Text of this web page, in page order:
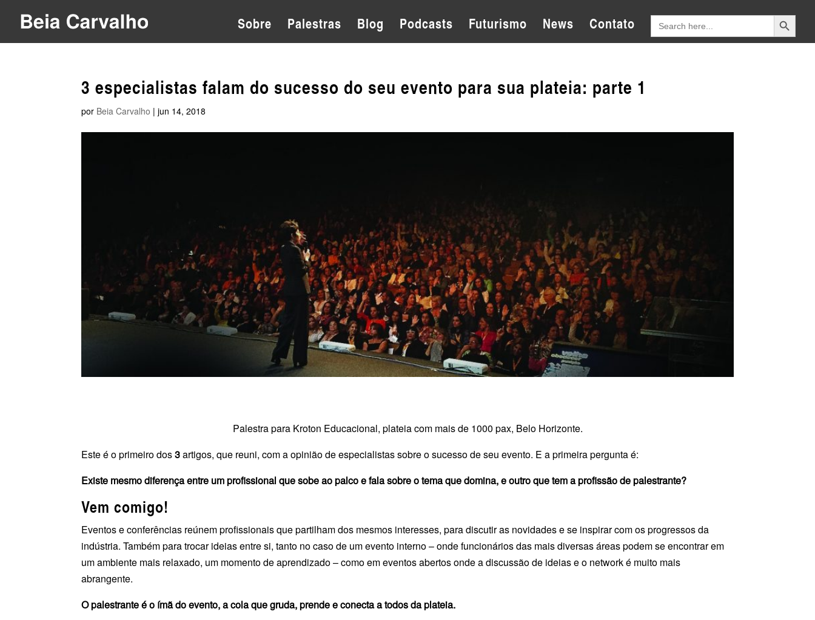
Sobre Palestras Blog Podcasts Futurismo News Contato Search
for:
Search Button
3 especialistas falam do sucesso do seu evento para sua plateia: parte 1
por Beia Carvalho |jun 14, 2018
Palestra para Kroton Educacional, plateia com mais de 1000 pax, Belo Horizonte.
Este é o primeiro dos3artigos, que reuni, com a opinião de especialistas sobre o sucesso de seu evento. E a primeira pergunta é:
Existe mesmo diferença entre um profissional que sobe ao palco e fala sobre o tema que domina, e outro que tem a profissão de palestrante?
Vem comigo!
Eventos e conferências reúnem profissionais que partilham dos mesmos interesses, para discutir as novidades e se inspirar com os progressos da
indústria. Também para trocar ideias entre si, tanto no caso de um evento interno – onde funcionários das mais diversas áreas podem se encontrar em
um ambiente mais relaxado, um momento de aprendizado – como em eventos abertos onde a discussão de ideias e o network é muito mais
abrangente.
O palestrante é o ímã do evento, a cola que gruda, prende e conecta a todos da plateia.